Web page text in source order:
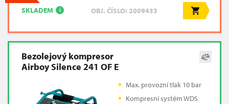
SKLADEM i OBJ. ČÍSLO: 2009433
Bezolejový kompresor
Airboy Silence 241 OF E
Max. provozní tlak 10 bar
Kompresní systém WDS